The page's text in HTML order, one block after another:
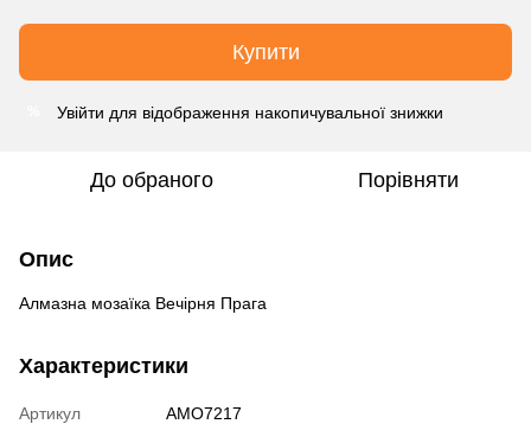
Купити
Увійти для відображення накопичувальної знижки
До обраного Порівняти
Опис
Алмазна мозаїка Вечірня Прага
Характеристики
Артикул AMO7217